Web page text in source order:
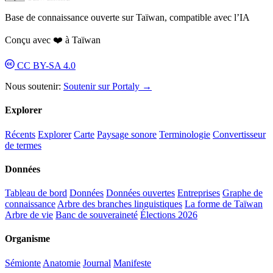
Base de connaissance ouverte sur Taïwan, compatible avec l’IA
Conçu avec ❤️ à Taïwan
CC BY-SA 4.0
Nous soutenir: Soutenir sur Portaly →
Explorer
Récents Explorer Carte Paysage sonore Terminologie Convertisseur
de termes
Données
Tableau de bord Données Données ouvertes Entreprises Graphe de
connaissance Arbre des branches linguistiques La forme de Taïwan
Arbre de vie Banc de souveraineté Élections 2026
Organisme
Sémionte Anatomie Journal Manifeste